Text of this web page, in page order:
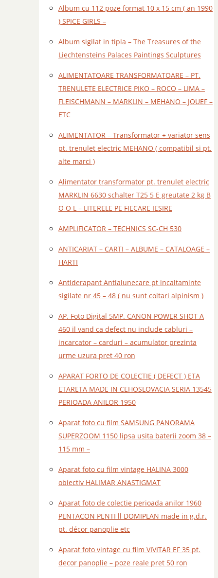
Album cu 112 poze format 10 x 15 cm ( an 1990
) SPICE GIRLS –
Album sigilat in tipla – The Treasures of the
Liechtensteins Palaces Paintings Sculptures
ALIMENTATOARE TRANSFORMATOARE – PT.
TRENULETE ELECTRICE PIKO – ROCO – LIMA –
FLEISCHMANN – MARKLIN – MEHANO – JOUEF –
ETC
ALIMENTATOR – Transformator + variator sens
pt. trenulet electric MEHANO ( compatibil si pt.
alte marci )
Alimentator transformator pt. trenulet electric
MARKLIN 6630 schalter T25 5 E greutate 2 kg B
O O L – LITERELE PE FIECARE IESIRE
AMPLIFICATOR – TECHNICS SC-CH 530
ANTICARIAT – CARTI – ALBUME – CATALOAGE –
HARTI
Antiderapant Antialunecare pt incaltaminte
sigilate nr 45 – 48 ( nu sunt coltari alpinism )
AP. Foto Digital 5MP. CANON POWER SHOT A
460 il vand ca defect nu include cabluri –
incarcator – carduri – acumulator prezinta
urme uzura pret 40 ron
APARAT FORTO DE COLECTIE ( DEFECT ) ETA
ETARETA MADE IN CEHOSLOVACIA SERIA 13545
PERIOADA ANILOR 1950
Aparat foto cu film SAMSUNG PANORAMA
SUPERZOOM 1150 lipsa usita baterii zoom 38 –
115 mm –
Aparat foto cu film vintage HALINA 3000
obiectiv HALIMAR ANASTIGMAT
Aparat foto de colectie perioada anilor 1960
PENTACON PENTI ll DOMIPLAN made in g.d.r.
pt. décor panoplie etc
Aparat foto vintage cu film VIVITAR EF 35 pt.
decor panoplie – poze reale pret 50 ron